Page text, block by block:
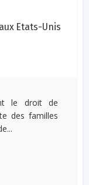
Etats-Unis
le droit de
des familles